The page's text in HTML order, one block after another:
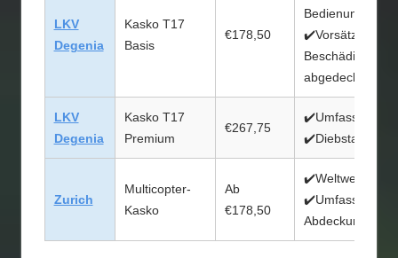
LKV
Degenia
Kasko T17
Basis
€178,50
✔️Vorsätzliche
Beschädigung
abgedeckt
LKV
Degenia
Kasko T17
Premium
€267,75
✔️Umfassender
✔️Diebstahl
Zurich
Multicopter-
Kasko
Ab
€178,50
✔️Weltweiter
✔️Umfassende
Abdeckung